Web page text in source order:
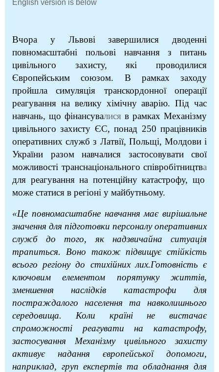
English version is below
Вчора у Львові завершилися дводенні
повномасштабні польові навчання з питань
цивільного захисту, які проводилися
Європейським союзом. В рамках заходу
пройшла симуляція транскордонної операції
реагування на велику хімічну аварію. Під час
навчань, що фінансувалися в рамках Механізму
цивільного захисту ЄС, понад 250 працівників
оперативних служб з Латвії, Польщі, Молдови і
України разом навчалися застосовувати свої
можливості транснаціонального співробітництва
для реагування на потенційну катастрофу, що
може статися в регіоні у майбутньому.
«Це повномасштабне навчання має вирішальне
значення для підготовки персоналу оперативних
служб до того, як надзвичайна ситуація
трапиться. Воно також підвищує стійкість
всього регіону до стихійних лих.Готовність є
ключовим елементом порятунку життів,
зменшення наслідків катастрофи для
постраждалого населення та навколишнього
середовища. Коли країні не вистачає
спроможності реагувати на катастрофу,
застосування Механізму цивільного захисту
активує надання європейської допомоги,
наприклад, груп експертів та обладнання для